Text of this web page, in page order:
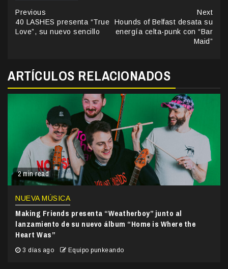
Continue
Reading
Previous
40 LASHES presenta “True
Love”, su nuevo sencillo
Next
Hounds of Belfast desata su
energía celta-punk con “Bar
Maid”
ARTÍCULOS RELACIONADOS
2 min read
NUEVA MÚSICA
Making Friends presenta “Weatherboy” junto al
lanzamiento de su nuevo álbum “Home is Where the
Heart Was”
3 días ago Equipo punkeando